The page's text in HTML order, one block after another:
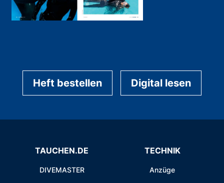
Heft bestellen Digital lesen
TAUCHEN.DE
DIVEMASTER
TECHNIK
Anzüge